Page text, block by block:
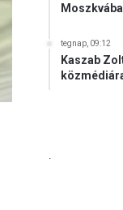
tegnap, 09:12
Kaszab
.